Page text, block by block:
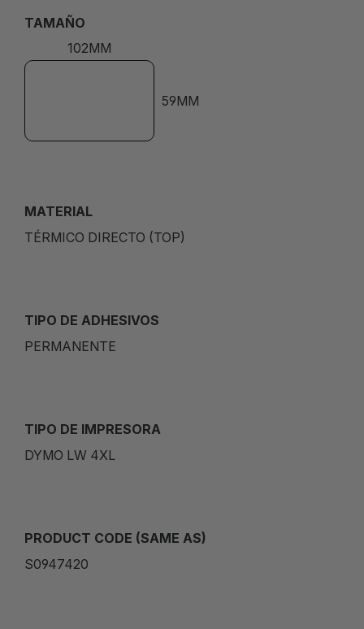
TAMAÑO
102MM
59MM
MATERIAL
TÉRMICO DIRECTO (TOP)
TIPO DE ADHESIVOS
PERMANENTE
TIPO DE IMPRESORA
DYMO LW 4XL
PRODUCT CODE (SAME AS)
S0947420